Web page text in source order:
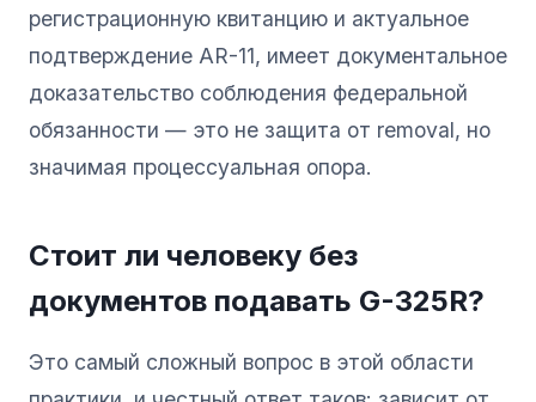
регистрационную квитанцию и актуальное
подтверждение AR-11, имеет документальное
доказательство соблюдения федеральной
обязанности — это не защита от removal, но
значимая процессуальная опора.
Стоит ли человеку без
документов подавать G-325R?
Это самый сложный вопрос в этой области